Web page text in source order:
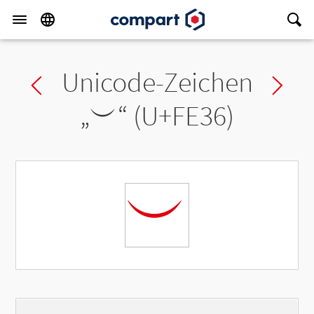
Previous char
Unicode-Zeichen
„︶“ (U+FE36)
︶